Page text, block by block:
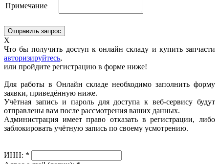
Примечание
X
Что бы получить доступ к онлайн складу и купить запчасти
авторизируйтесь,
или пройдите регистрацию в форме ниже!
Для работы в Онлайн складе необходимо заполнить форму
заявки, приведённую ниже.
Учётная запись и пароль для доступа к веб-сервису будут
отправлены вам после рассмотрения ваших данных.
Администрация имеет право отказать в регистрации, либо
заблокировать учётную запись по своему усмотрению.
ИНН: *